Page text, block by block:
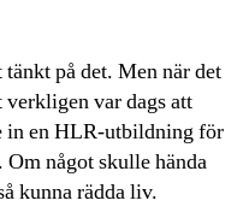
på det. Men när det
verkligen var dags att
in en HLR-utbildning för
något skulle hända
kunna rädda liv.